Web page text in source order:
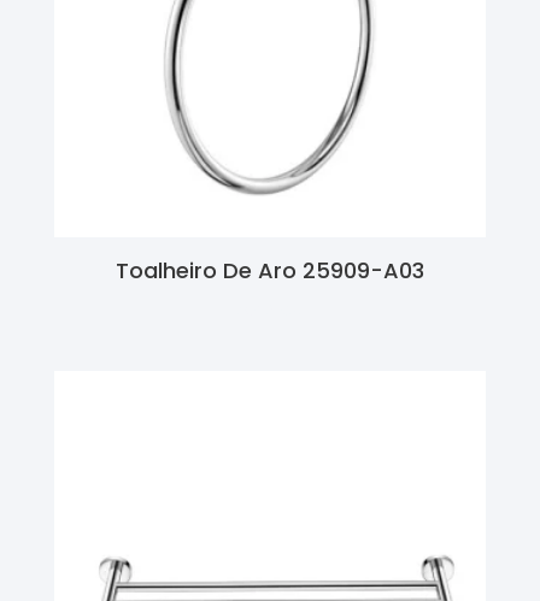
Toalheiro De Aro 25909-A03